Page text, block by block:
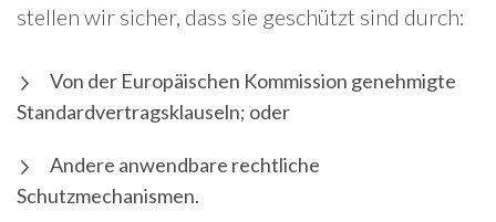
stellen wir sicher, dass sie geschützt sind durch:
Von der Europäischen Kommission genehmigte
Standardvertragsklauseln; oder
Andere anwendbare rechtliche
Schutzmechanismen.